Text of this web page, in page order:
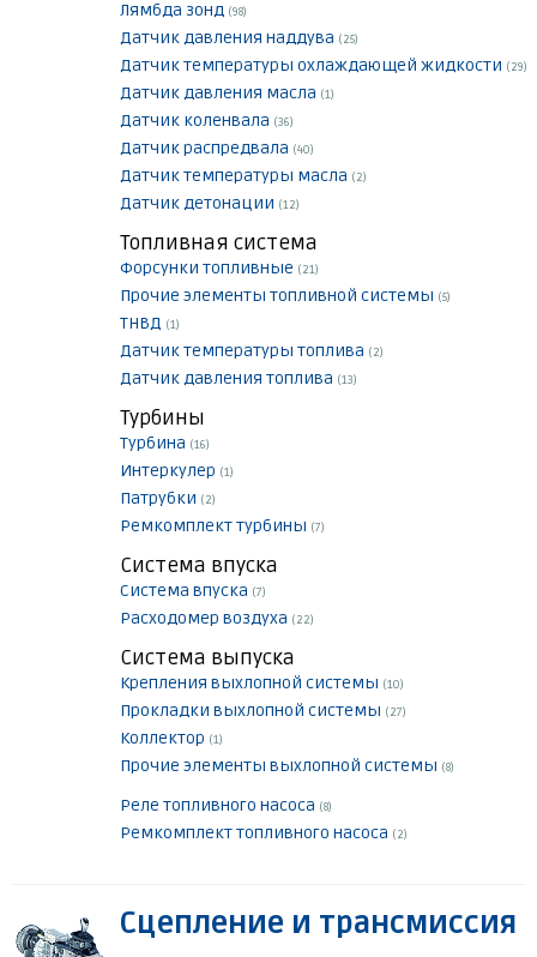
Лямбда зонд (98)
Датчик давления наддува (25)
Датчик температуры охлаждающей жидкости (29)
Датчик давления масла (1)
Датчик коленвала (36)
Датчик распредвала (40)
Датчик температуры масла (2)
Датчик детонации (12)
Топливная система
Форсунки топливные (21)
Прочие элементы топливной системы (5)
ТНВД (1)
Датчик температуры топлива (2)
Датчик давления топлива (13)
Турбины
Турбина (16)
Интеркулер (1)
Патрубки (2)
Ремкомплект турбины (7)
Система впуска
Система впуска (7)
Расходомер воздуха (22)
Система выпуска
Крепления выхлопной системы (10)
Прокладки выхлопной системы (27)
Коллектор (1)
Прочие элементы выхлопной системы (8)
Реле топливного насоса (8)
Ремкомплект топливного насоса (2)
Сцепление и трансмиссия